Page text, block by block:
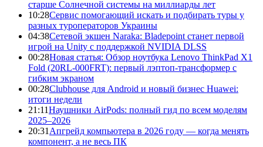
старше Солнечной системы на миллиарды лет
10:28Сервис помогающий искать и подбирать туры у
разных туроператоров Украины
04:38Сетевой экшен Naraka: Bladepoint станет первой
игрой на Unity с поддержкой NVIDIA DLSS
00:28Новая статья: Обзор ноутбука Lenovo ThinkPad X1
Fold (20RL-000FRT): первый лэптоп-трансформер с
гибким экраном
00:28Clubhouse для Android и новый бизнес Huawei:
итоги недели
21:11Наушники AirPods: полный гид по всем моделям
2025–2026
20:31 Апгрейд компьютера в 2026 году — когда менять
компонент, а не весь ПК